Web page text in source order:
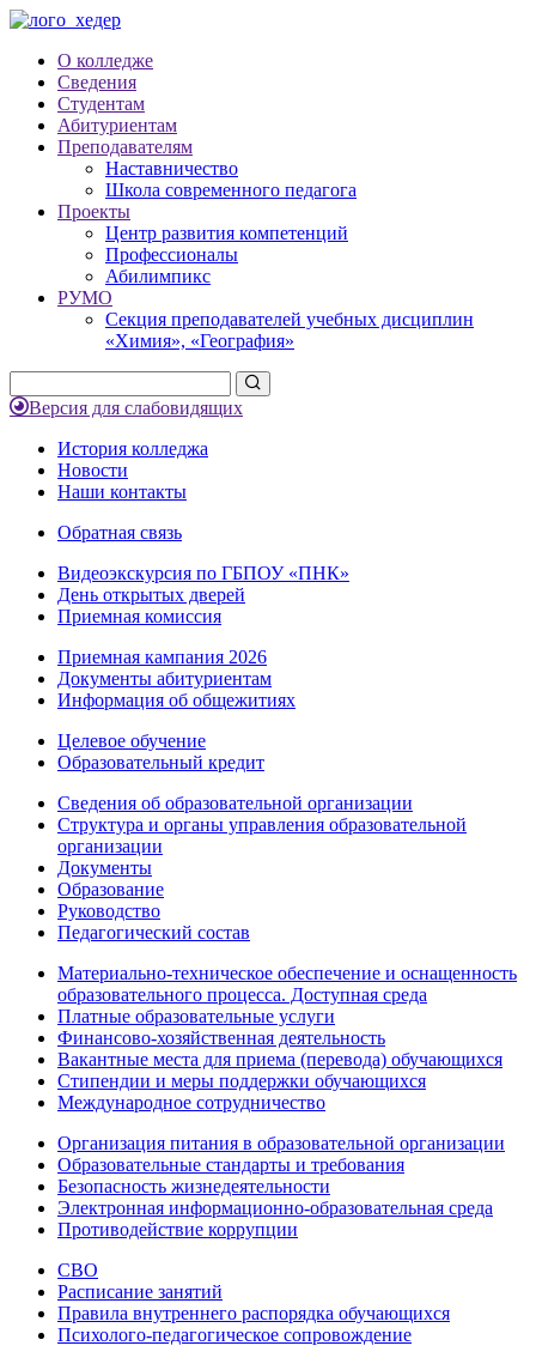
О колледже
Сведения
Студентам
Абитуриентам
Преподавателям
Наставничество
Школа современного педагога
Проекты
Центр развития компетенций
Профессионалы
Абилимпикс
РУМО
Секция преподавателей учебных дисциплин
«Химия», «География»
Версия для слабовидящих
История колледжа
Новости
Наши контакты
Обратная связь
Видеоэкскурсия по ГБПОУ «ПНК»
День открытых дверей
Приемная комиссия
Приемная кампания 2026
Дoкументы абитуриентам
Информация об общежитиях
Целевое обучение
Образовательный кредит
Сведения об образовательной организации
Структура и органы управления образовательной
организации
Документы
Образование
Руководство
Педагогический состав
Материально-техническое обеспечение и оснащенность
образовательного процесса. Доступная среда
Платные образовательные услуги
Финансово-хозяйственная деятельность
Вакантные места для приема (перевода) обучающихся
Стипендии и меры поддержки обучающихся
Международное сотрудничество
Организация питания в образовательной организации
Образовательные стандарты и требования
Безопасность жизнедеятельности
Электронная информационно-образовательная среда
Противодействие коррупции
СВО
Расписание занятий
Правила внутреннего распорядка обучающихся
Психолого-педагогическое сопровождение